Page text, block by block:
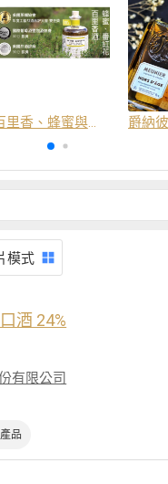
百里香、蜂蜜與番紅花酒
模式
酒 24%
有限公司
品